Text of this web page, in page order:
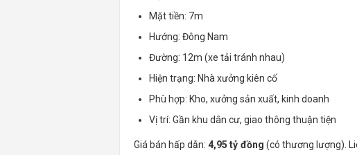
Mặt tiền: 7m
Hướng: Đông Nam
Đường: 12m (xe tải tránh nhau)
Hiện trạng: Nhà xưởng kiên cố
Phù hợp: Kho, xưởng sản xuất, kinh doanh
Vị trí: Gần khu dân cư, giao thông thuận tiện
Giá bán hấp dẫn:4,95 tỷ đồng (có thương lượng).